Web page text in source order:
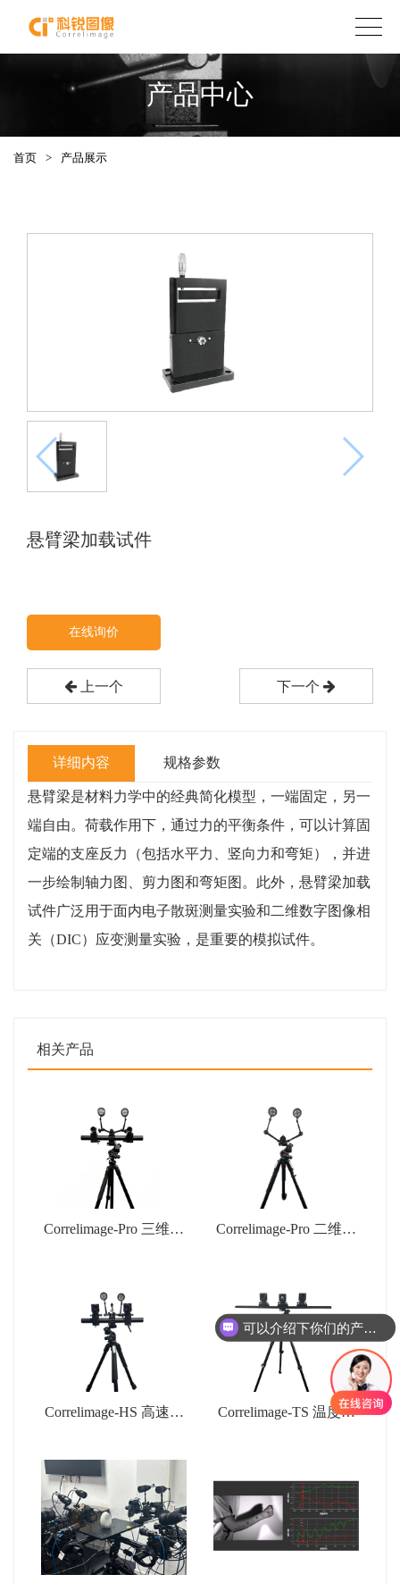
产品中心
首页 > 产品展示
悬臂梁加载试件
在线询价
上一个 下一个
详细内容 规格参数
悬臂梁是材料力学中的经典简化模型，一端固定，另一
端自由。荷载作用下，通过力的平衡条件，可以计算固
定端的支座反力（包括水平力、竖向力和弯矩），并进
一步绘制轴力图、剪力图和弯矩图。此外，悬臂梁加载
试件广泛用于面内电子散斑测量实验和二维数字图像相
关（DIC）应变测量实验，是重要的模拟试件。
相关产品
Correlimage-Pro 三维全
Correlimage-Pro 二维全
Correlimage-HS 高速动
Correlimage-TS 温度场
可以介绍下你们的产品么